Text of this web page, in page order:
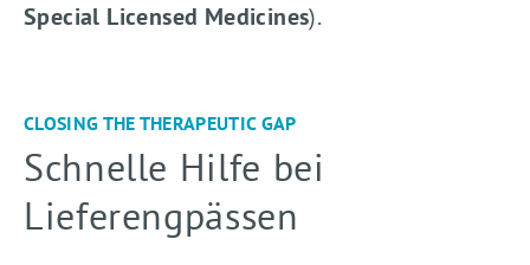
Special Licensed Medicines).
CLOSING THE THERAPEUTIC GAP
Schnelle Hilfe bei
Lieferengpässen